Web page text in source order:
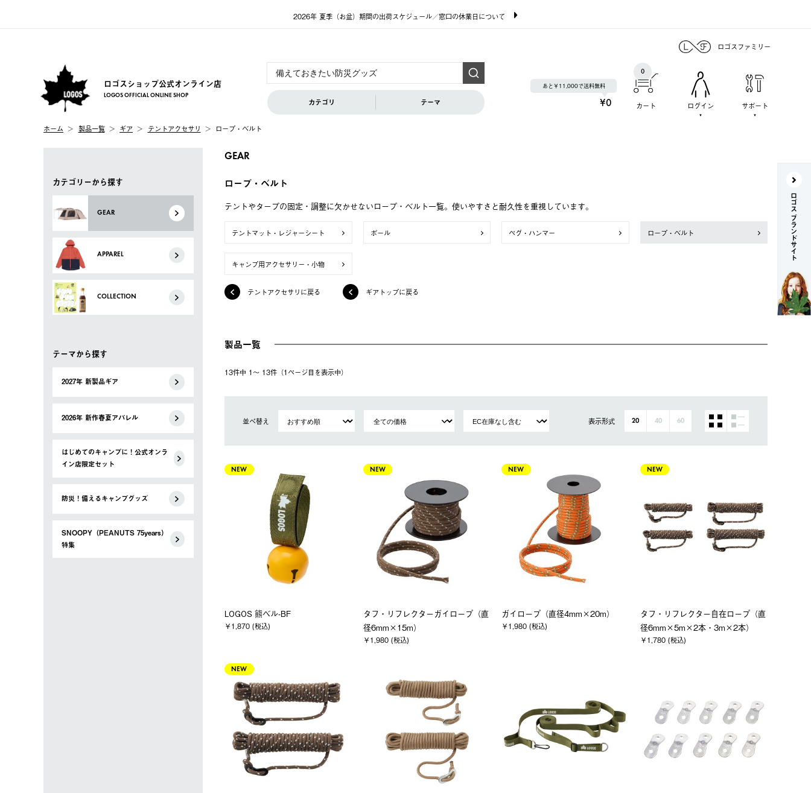
2026年 夏季（お盆）期間の出荷スケジュール／窓口の休業日について
ロゴスファミリー
ロゴスショップ公式オンライン店
LOGOS OFFICIAL ONLINE SHOP
カテゴリ テーマ
あと￥11,000で送料無料
¥0 カート
0
ログイン サポート
ホーム 製品一覧 ギア テントアクセサリ ロープ・ベルト
カテゴリーから探す
GEAR
APPAREL
COLLECTION
テーマから探す
2027年 新製品ギア
2026年 新作春夏アパレル
はじめてのキャンプに！公式オンラ
イン店限定セット
防災！備えるキャンプグッズ
SNOOPY（PEANUTS 75years）
特集
GEAR
ロープ・ベルト
テントやタープの固定・調整に欠かせないロープ・ベルト一覧。使いやすさと耐久性を重視しています。
テントマット・レジャーシート ポール ペグ・ハンマー ロープ・ベルト
キャンプ用アクセサリー・小物
テントアクセサリに戻る ギアトップに戻る
製品一覧
13件中 1〜 13件（1ページ⽬を表⽰中）
並べ替え 表示形式 20 40 60
NEW
LOGOS 熊ベル-BF
￥1,870 (税込)
NEW
タフ・リフレクターガイロープ（直
径6mm×15m）
￥1,980 (税込)
NEW
ガイロープ（直径4mm×20m）
￥1,980 (税込)
NEW
タフ・リフレクター自在ロープ（直
径6mm×5m×2本・3m×2本）
￥1,780 (税込)
NEW
ロゴス ブランドサイト